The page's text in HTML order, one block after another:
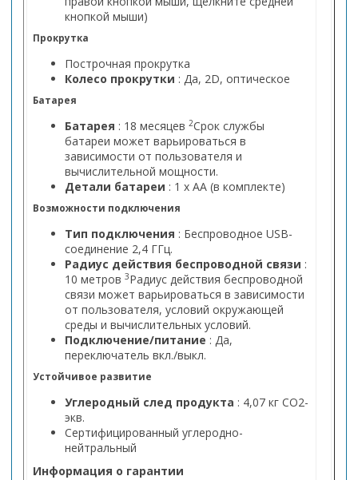
кнопкой мыши)
Прокрутка
Построчная прокрутка
Колесо прокрутки : Да, 2D, оптическое
Батарея
Батарея : 18 месяцев 2Срок службы
батареи может варьироваться в
зависимости от пользователя и
вычислительной мощности.
Детали батареи : 1 х АА (в комплекте)
Возможности подключения
Тип подключения : Беспроводное USB-
соединение 2,4 ГГц.
Радиус действия беспроводной связи :
10 метров 3Радиус действия беспроводной
связи может варьироваться в зависимости
от пользователя, условий окружающей
среды и вычислительных условий.
Подключение/питание : Да,
переключатель вкл./выкл.
Устойчивое развитие
Углеродный след продукта : 4,07 кг CO2-
экв.
Сертифицированный углеродно-
нейтральный
Информация о гарантии